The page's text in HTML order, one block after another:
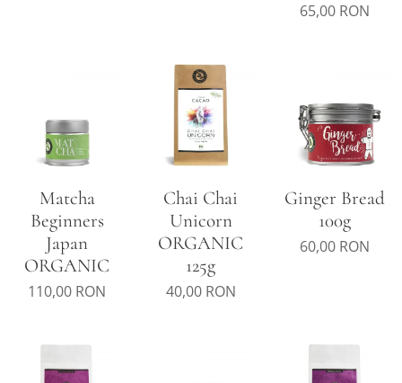
65,00 RON
Matcha
Beginners
Japan
ORGANIC
110,00 RON
Chai Chai
Unicorn
ORGANIC
125g
40,00RON
Ginger Bread
100g
60,00 RON